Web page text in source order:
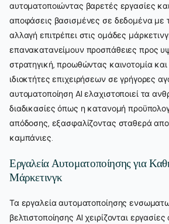
αυτοματοποιώντας βαρετές εργασίες
αποφάσεις βασισμένες σε δεδομένα με
αλλαγή επιτρέπει στις ομάδες
επανακατανείμουν προσπάθειες προς
στρατηγική, προωθώντας καινοτομία και
ιδιοκτήτες επιχειρήσεων σε γρήγορες
αυτοματοποίηση AI ελαχιστοποιεί τα
διαδικασίες όπως η κατανομή
απόδοσης, εξασφαλίζοντας σταθερά
καμπάνιες.
Εργαλεία Αυτοματοποίησης για
Μάρκετινγκ
Τα εργαλεία αυτοματοποίησης
βελτιστοποίησης AI χειρίζονται